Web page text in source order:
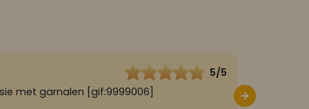
5/5
met garnalen [gif:9999006]